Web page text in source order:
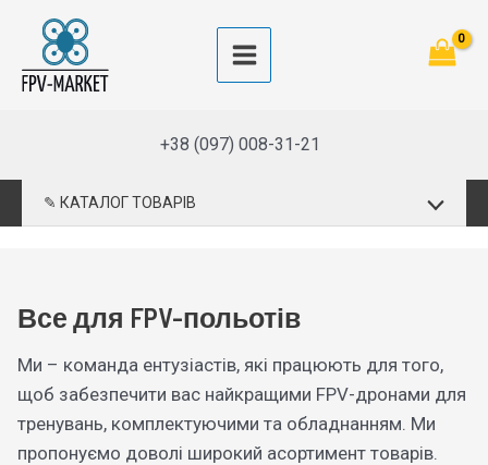
Перейти
вмісту
Main
+38 (097) 008-31-21
✎ КАТАЛОГ ТОВАРІВ
Все для FPV-польотів
Ми – команда ентузіастів, які працюють для того,
щоб забезпечити вас найкращими FPV-дронами для
тренувань, комплектуючими та обладнанням. Ми
пропонуємо доволі широкий асортимент товарів.